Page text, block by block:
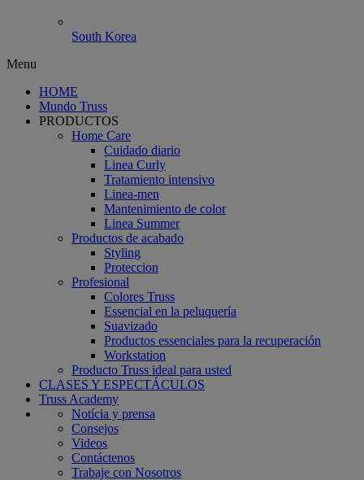
South Korea
Menu
HOME
Mundo Truss
PRODUCTOS
Home Care
Cuidado diario
Linea Curly
Tratamiento intensivo
Linea-men
Mantenimiento de color
Linea Summer
Productos de acabado
Styling
Proteccion
Profesional
Colores Truss
Essencial en la peluquería
Suavizado
Productos essenciales para la recuperación
Workstation
Producto Truss ideal para usted
CLASES Y ESPECTÁCULOS
Truss Academy
Notícia y prensa
Consejos
Videos
Contáctenos
Trabaje con Nosotros